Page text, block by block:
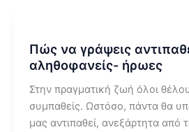
Πώς να γράψεις
αληθοφανείς- ήρωες
Στην πραγματική ζωή όλοι
συμπαθείς. Ωστόσο, πάντα θα
μας αντιπαθεί, ανεξάρτητα από